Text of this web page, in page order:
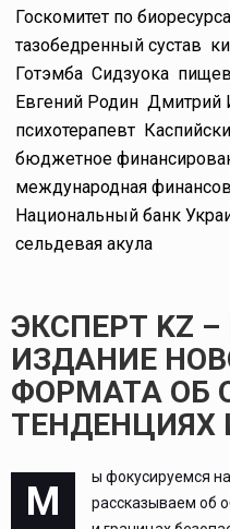
Госкомитет по
тазобедренный сустав
Готэмба Сидзуока
Евгений Родин Дмитрий
психотерапевт
бюджетное
международная
Национальный банк
сельдевая акула
ЭКСПЕРТ KZ
ИЗДАНИЕ
ФОРМАТА ОБ
ТЕНДЕНЦИЯХ
М
ы фокусируемся
рассказываем об